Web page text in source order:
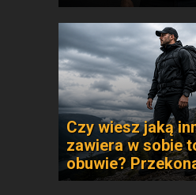
Czy wiesz jaką
zawiera w sobie
obuwie?